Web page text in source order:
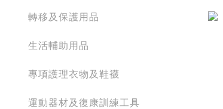
轉移及保護用品
生活輔助用品
專項護理衣物及鞋襪
運動器材及復康訓練工具